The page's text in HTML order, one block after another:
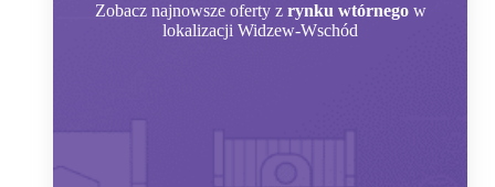
Zobacz najnowsze oferty z rynku wtórnego w
lokalizacji Widzew-Wschód